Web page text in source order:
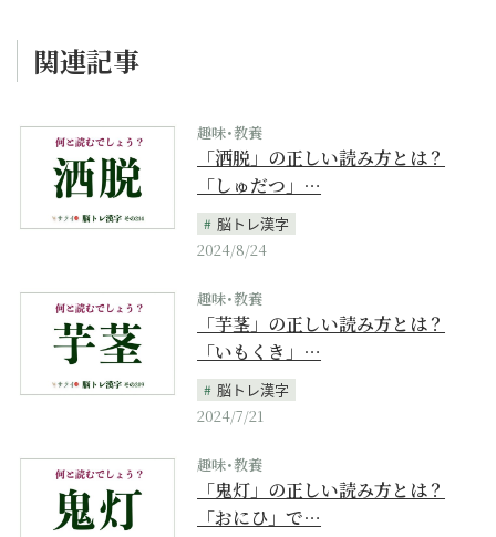
関連記事
趣味･教養
「洒脱」の正しい読み方とは？
「しゅだつ」…
脳トレ漢字
2024/8/24
趣味･教養
「芋茎」の正しい読み方とは？
「いもくき」…
脳トレ漢字
2024/7/21
趣味･教養
「鬼灯」の正しい読み方とは？
「おにひ」で…